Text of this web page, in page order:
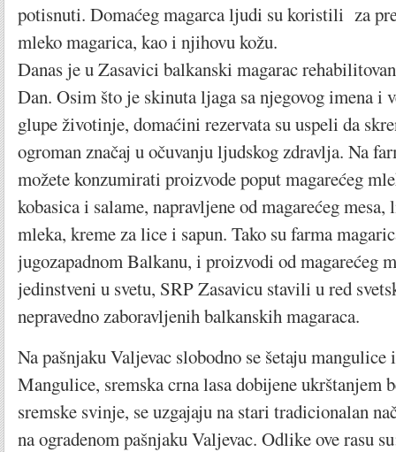
potisnuti. Domaćeg magarca ljudi su koristili za
mleko magarica, kao i njihovu kožu.
Danas je u Zasavici balkanski magarac
Dan. Osim što je skinuta ljaga sa njegovog imena i
glupe životinje, domaćini rezervata su uspeli da
ogroman značaj u očuvanju ljudskog zdravlja. Na
možete konzumirati proizvode poput magarećeg
kobasica i salame, napravljene od magarećeg mesa,
mleka, kreme za lice i sapun. Tako su farma
jugozapadnom Balkanu, i proizvodi od magarećeg
jedinstveni u svetu, SRP Zasavicu stavili u red
nepravedno zaboravljenih balkanskih magaraca.
Na pašnjaku Valjevac slobodno se šetaju mangulice
Mangulice, sremska crna lasa dobijene ukrštanjem
sremske svinje, se uzgajaju na stari tradicionalan
na ogradenom pašnjaku Valjevac. Odlike ove rasu